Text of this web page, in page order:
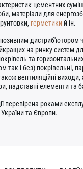
цементних
матеріали для
герметики й ін.
дистриб'ютором
на ринку систем
та
так і без) покрівельні,
вентиляційні
надставні елементи та
перевірена роками
та Європи.